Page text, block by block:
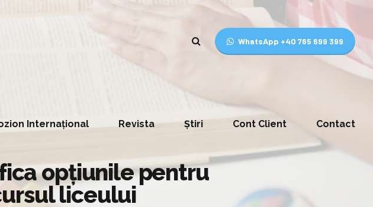
WhatsApp +40 765 699 399
Internațional Revista Știri Cont Client Contact
opțiunile pentru
liceului